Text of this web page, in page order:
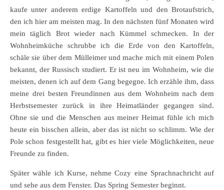
kaufe unter anderem erdige Kartoffeln und den Brotaufstrich,
den ich hier am meisten mag. In den nächsten fünf Monaten wird
mein täglich Brot wieder nach Kümmel schmecken. In der
Wohnheimküche schrubbe ich die Erde von den Kartoffeln,
schäle sie über dem Mülleimer und mache mich mit einem Polen
bekannt, der Russisch studiert. Er ist neu im Wohnheim, wie die
meisten, denen ich auf dem Gang begegne. Ich erzähle ihm, dass
meine drei besten Freundinnen aus dem Wohnheim nach dem
Herbstsemester zurück in ihre Heimatländer gegangen sind.
Ohne sie und die Menschen aus meiner Heimat fühle ich mich
heute ein bisschen allein, aber das ist nicht so schlimm. Wie der
Pole schon festgestellt hat, gibt es hier viele Möglichkeiten, neue
Freunde zu finden.
Später wähle ich Kurse, nehme Cozy eine Sprachnachricht auf
und sehe aus dem Fenster. Das Spring Semester beginnt.